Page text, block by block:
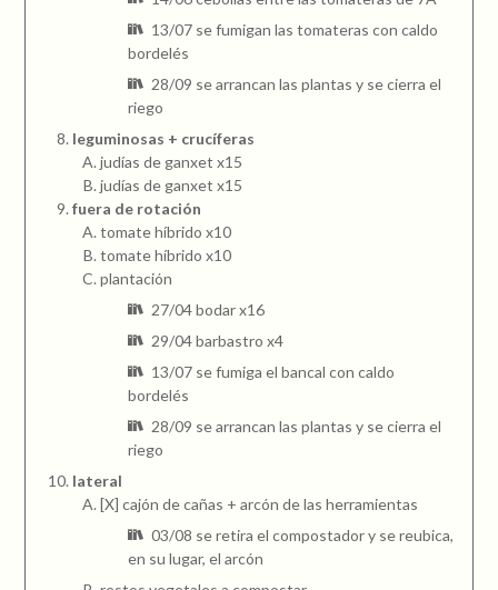
13/07 se fumigan las tomateras con caldo
bordelés
28/09 se arrancan las plantas y se cierra el
riego
leguminosas + crucíferas
judías de ganxet x15
judías de ganxet x15
fuera de rotación
tomate híbrido x10
tomate híbrido x10
plantación
27/04 bodar x16
29/04 barbastro x4
13/07 se fumiga el bancal con caldo
bordelés
28/09 se arrancan las plantas y se cierra el
riego
lateral
[X] cajón de cañas + arcón de las herramientas
03/08 se retira el compostador y se reubica,
en su lugar, el arcón